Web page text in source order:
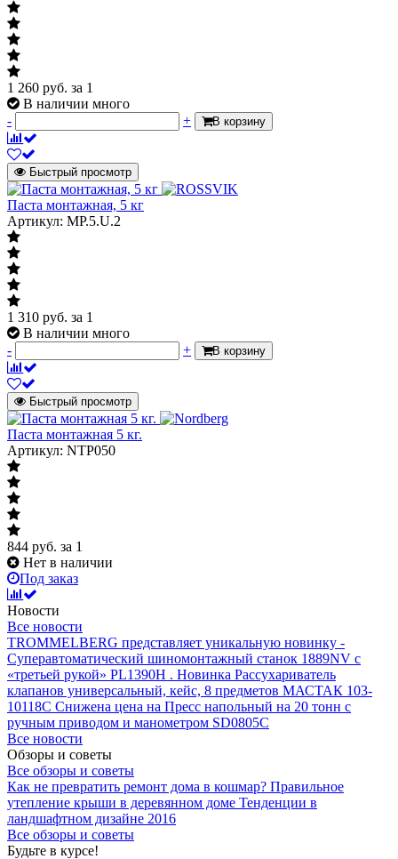
1 260 руб. за 1
В наличии много
-
+ В корзину
Быстрый просмотр
Паста монтажная, 5 кг
Артикул: MP.5.U.2
1 310 руб. за 1
В наличии много
-
+ В корзину
Быстрый просмотр
Паста монтажная 5 кг.
Артикул: NTP050
844 руб. за 1
Нет в наличии
Под заказ
Новости
Все новости
TROMMELBERG представляет уникальную новинку -
Суперавтоматический шиномонтажный станок 1889NV с
«третьей рукой» PL1390H . Новинка Рассухариватель
клапанов универсальный, кейс, 8 предметов МАСТАК 103-
10118C Снижена цена на Пресс напольный на 20 тонн с
ручным приводом и манометром SD0805C
Все новости
Обзоры и советы
Все обзоры и советы
Как не превратить ремонт дома в кошмар? Правильное
утепление крыши в деревянном доме Тенденции в
ландшафтном дизайне 2016
Все обзоры и советы
Будьте в курсе!